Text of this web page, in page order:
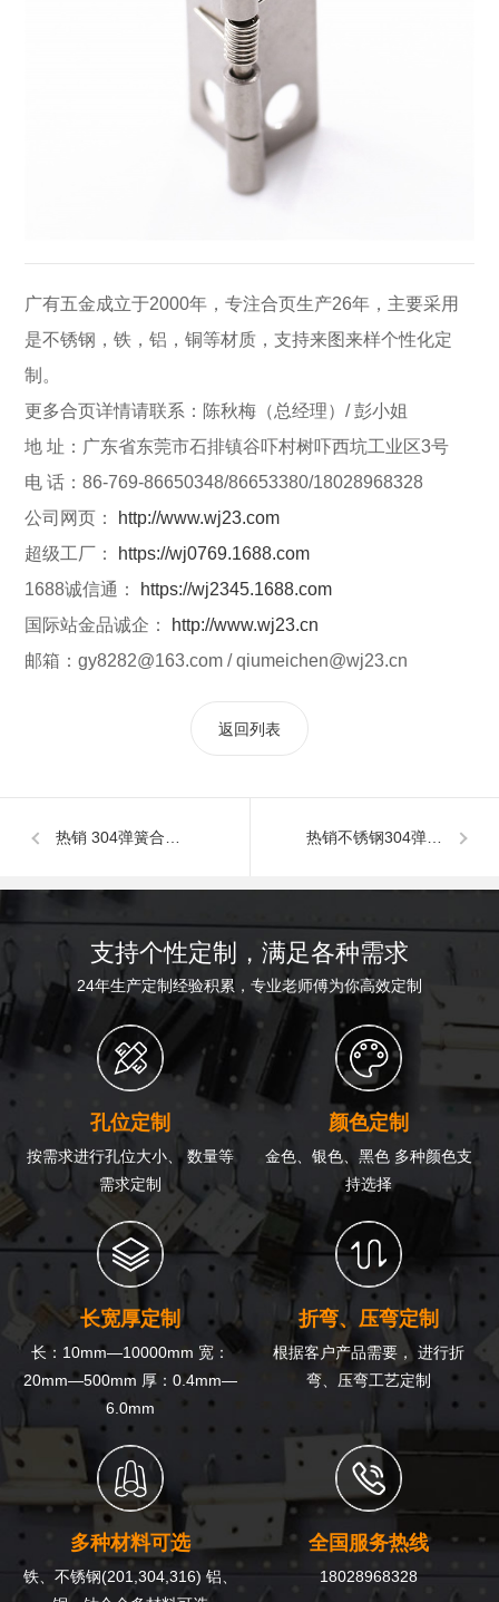
广有五金成立于2000年，专注合页生产26年，主要采用
是不锈钢，铁，铝，铜等材质，支持来图来样个性化定
制。
更多合页详情请联系：陈秋梅（总经理）/ 彭小姐
地 址：广东省东莞市石排镇谷吓村树吓西坑工业区3号
电 话：86-769-86650348/86653380/18028968328
公司网页：
http://www.wj23.com
超级工厂：
https://wj0769.1688.com
1688诚信通：
https://wj2345.1688.com
国际站金品诚企：
http://www.wj23.cn
邮箱：gy8282@163.com / qiumeichen@wj23.cn
返回列表
热销 304弹簧合页,不锈钢弹簧铰链,夹具铰链 热销不锈钢304弹簧合页厂家,小弹簧铰链,五金合页配件
支持个性定制，满足各种需求
24年生产定制经验积累，专业老师傅为你高效定制
孔位定制
按需求进行孔位大小、 数量等
需求定制
颜色定制
金色、银色、黑色 多种颜色支
持选择
长宽厚定制
长：10mm—10000mm 宽：
20mm—500mm 厚：0.4mm—
6.0mm
折弯、压弯定制
根据客户产品需要， 进行折
弯、压弯工艺定制
多种材料可选
铁、不锈钢(201,304,316) 铝、
全国服务热线
18028968328